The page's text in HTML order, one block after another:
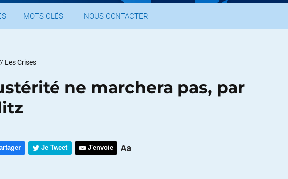
MOTS CLÉS NOUS CONTACTER
Les Crises
ne marchera pas, par
Je Tweet J'envoie